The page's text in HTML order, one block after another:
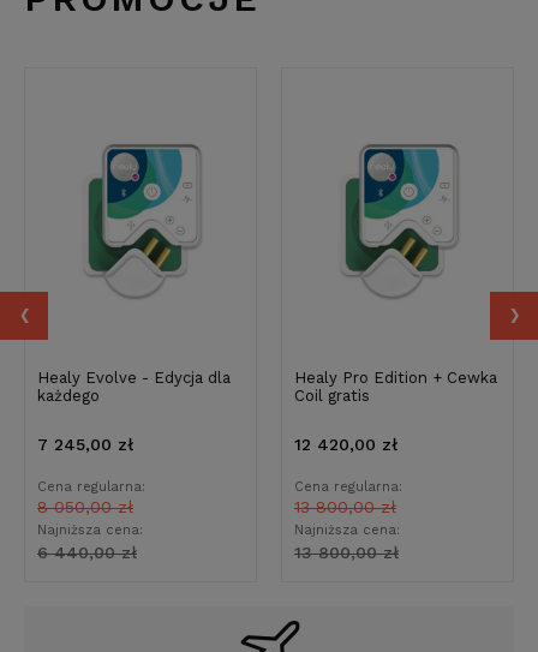
Healy Evolve - Edycja dla
każdego
7 245,00 zł
Cena regularna:
8 050,00 zł
Najniższa cena:
6 440,00 zł
Healy Pro Edition + Cewka
Coil gratis
12 420,00 zł
Cena regularna:
13 800,00 zł
Najniższa cena:
13 800,00 zł
‹ ›